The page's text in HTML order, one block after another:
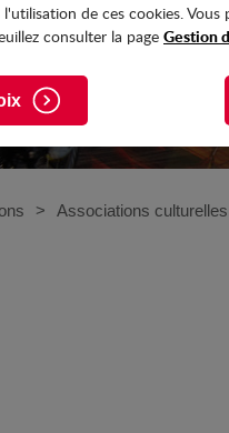
de ces cookies.
consulter la page Gestion
Associations culturelles